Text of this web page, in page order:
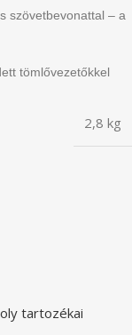
szövetbevonattal – a
tömlővezetőkkel
2,8 kg
tartozékai